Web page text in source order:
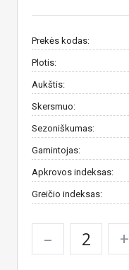
Prekės kodas:
Plotis:
Aukštis:
Skersmuo:
Sezoniškumas:
Gamintojas:
Apkrovos indeksas:
Greičio indeksas:
– +